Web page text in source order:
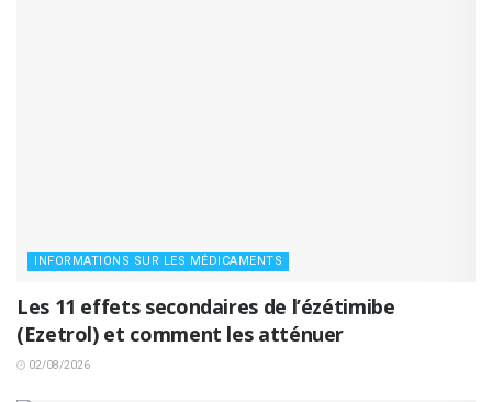
INFORMATIONS SUR LES MÉDICAMENTS
Les 11 effets secondaires de l’ézétimibe
(Ezetrol) et comment les atténuer
02/08/2026